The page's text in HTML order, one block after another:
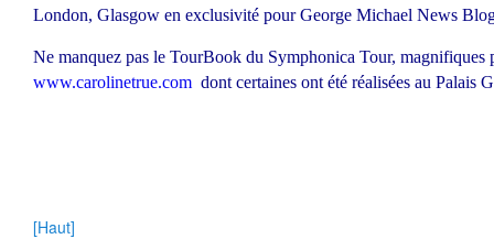
London, Glasgow en exclusivité pour George Michael News
Ne manquez pas le TourBook du Symphonica Tour, magnifiques
www.carolinetrue.com dont certaines ont été réalisées au Palais
[Haut]